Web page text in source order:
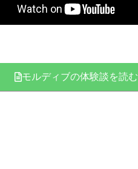
モルディブの体験談を読む